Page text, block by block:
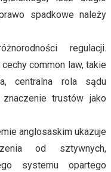
spadkowe należy
regulacji.
common law, takie
centralna rola sądu
trustów jako
anglosaskim ukazuje
od sztywnych,
systemu opartego